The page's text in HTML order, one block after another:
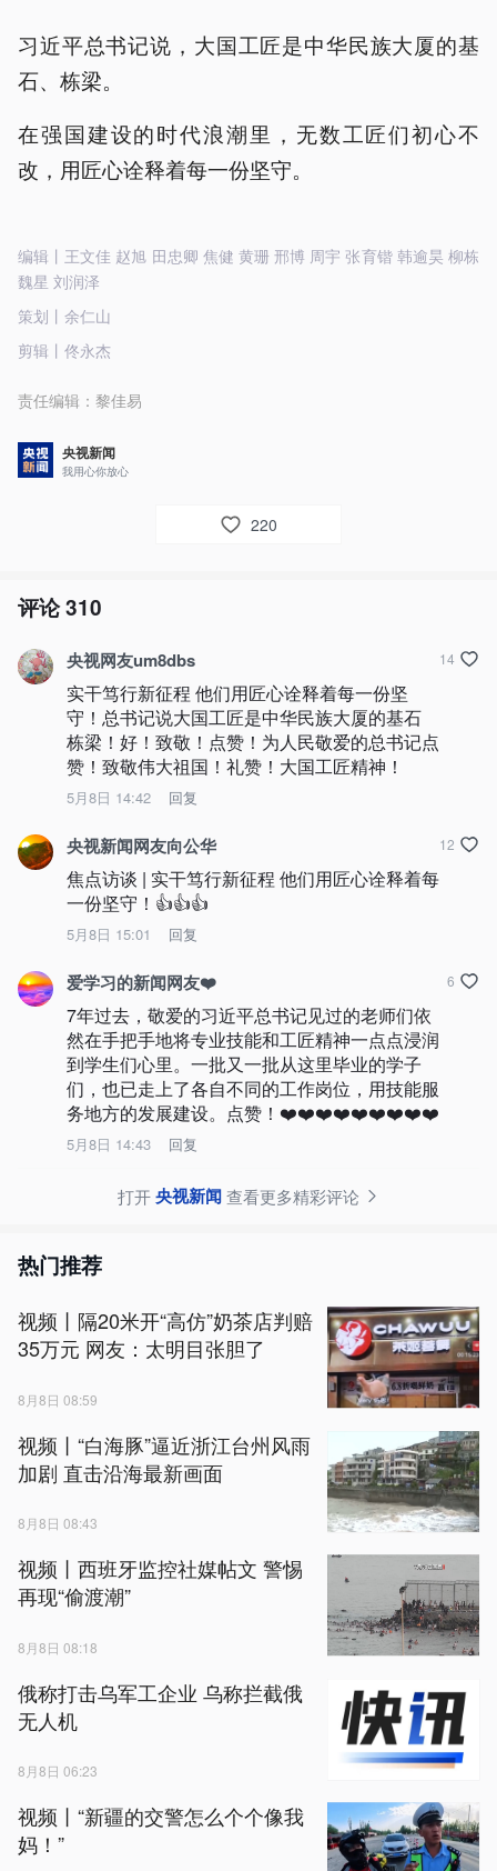
习近平总书记说，大国工匠是中华民族大厦的基
石、栋梁。
在强国建设的时代浪潮里，无数工匠们初心不
改，用匠心诠释着每一份坚守。
编辑丨王文佳 赵旭 田忠卿 焦健 黄珊 邢博 周宇 张育锴 韩逾昊 柳栋
魏星 刘润泽
策划丨余仁山
剪辑丨佟永杰
责任编辑： 黎佳易
央视新闻
我用心你放心
220
评论310
央视网友um8dbs
实干笃行新征程 他们用匠心诠释着每一份坚
守！总书记说大国工匠是中华民族大厦的基石
栋梁！好！致敬！点赞！为人民敬爱的总书记点
赞！致敬伟大祖国！礼赞！大国工匠精神！
5月8日 14:42 回复
14
央视新闻网友向公华
焦点访谈 | 实干笃行新征程 他们用匠心诠释着每
一份坚守！👍👍👍
5月8日 15:01 回复
12
爱学习的新闻网友❤️
7年过去，敬爱的习近平总书记见过的老师们依
然在手把手地将专业技能和工匠精神一点点浸润
到学生们心里。一批又一批从这里毕业的学子
们，也已走上了各自不同的工作岗位，用技能服
务地方的发展建设。点赞！❤️❤️❤️❤️❤️❤️❤️❤️❤️
5月8日 14:43 回复
6
打开央视新闻查看更多精彩评论
热门推荐
视频丨隔20米开“高仿”奶茶店判赔
35万元 网友：太明目张胆了
8月8日 08:59
视频丨“白海豚”逼近浙江台州风雨
加剧 直击沿海最新画面
8月8日 08:43
视频丨西班牙监控社媒帖文 警惕
再现“偷渡潮”
8月8日 08:18
俄称打击乌军工企业 乌称拦截俄
无人机
8月8日 06:23
视频丨“新疆的交警怎么个个像我
妈！”